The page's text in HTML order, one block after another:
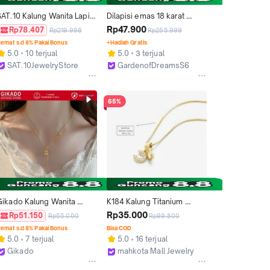
Kalung Wanita Lapis
18K Anti Karat - Liontin
Kristal Zirconia SAT-
FCA4185
Rp78.407 Rp219.998
s.d 8% Pakai Bonus
5.0
10 terjual
SAT.10JewelryStore
Dilapisi emas 18 karat
Kalung dengan pinggang
kecil, baja titanium, tidak
kehilangan warna
Rp47.900Rp255.999
+Hadiah Gratis
5.0
3 terjual
GardenofDreamsS6
Kalung Wanita
Labu Emas 18K
Jumbai Titanium
Steel
Rp51.150 Rp55.000
s.d 8% Pakai Bonus
5.0
7 terjual
Gikado
65%
K184 Kalung Titanium
Premium Wanita Lapis
Emas 18 KGP
Rp35.000Rp99.800
Bisa COD
5.0
16 terjual
mahkota Mall Jewelry